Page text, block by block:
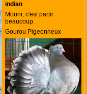
indian
Mourir, c'est partir
beaucoup.
Gourou Pigeonneux